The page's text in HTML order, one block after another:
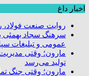
اخبار داغ
روایت صنعت فولاد،‌
سرهنگ سجاد بهمئی
عمومی و تبلیغات
مارون؛ وقتی
تولید می‌رسد
مارون؛ وقتی جنگ